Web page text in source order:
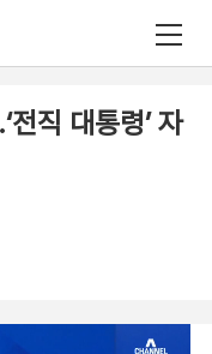
직 대통령’ 자